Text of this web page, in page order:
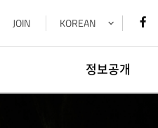
JOIN KOREAN
정보공개